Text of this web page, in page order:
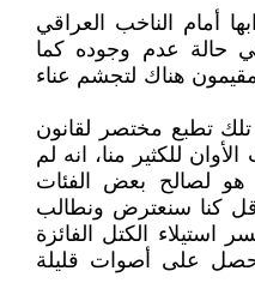
أمام الناخب العراقي
حالة عدم وجوده كما
هناك لتجشم عناء
تلك تطبع مختصر لقانون
للكثير منا، انه لم
لصالح بعض الفئات
كنا سنعترض ونطالب
استيلاء الكتل الفائزة
على أصوات قليلة